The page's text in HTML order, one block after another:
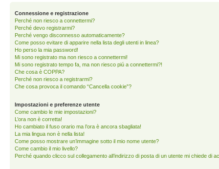
Connessione e registrazione
Perché non riesco a connettermi?
Perché devo registrarmi?
Perché vengo disconnesso automaticamente?
Come posso evitare di apparire nella lista degli utenti in linea?
Ho perso la mia password!
Mi sono registrato ma non riesco a connettermi!
Mi sono registrato tempo fa, ma non riesco piú a connettermi?!
Che cosa è COPPA?
Perché non riesco a registrarmi?
Che cosa provoca il comando “Cancella cookie”?
Impostazioni e preferenze utente
Come cambio le mie impostazioni?
L’ora non è corretta!
Ho cambiato il fuso orario ma l’ora è ancora sbagliata!
La mia lingua non è nella lista!
Come posso mostrare un’immagine sotto il mio nome utente?
Come cambio il mio livello?
Perché quando clicco sul collegamento all’indirizzo di posta di un utente mi chiede di